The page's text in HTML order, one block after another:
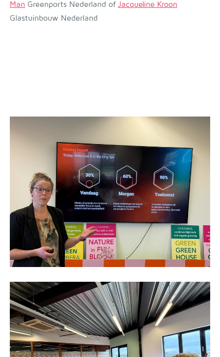
Man Greenports Nederland of Jacqueline Kroon
Glastuinbouw Nederland